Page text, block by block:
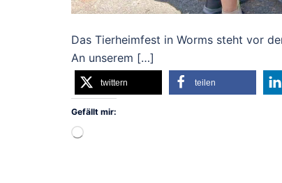
Das Tierheimfest in Worms steht vor
An unserem […]
twittern teilen
Gefällt mir:
Wird